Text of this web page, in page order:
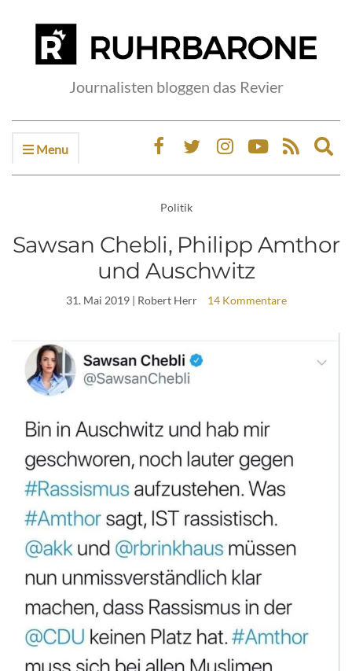
Journalisten bloggen das Revier
Menu
Politik
Sawsan Chebli, Philipp Amthor
und Auschwitz
31. Mai 2019| Robert Herr 14 Kommentare